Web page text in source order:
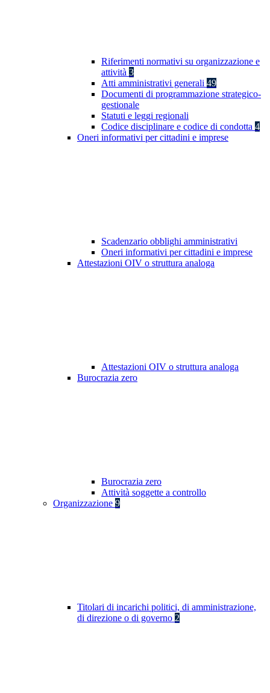
Riferimenti normativi su organizzazione e
attività 3
Atti amministrativi generali 49
Documenti di programmazione strategico-
gestionale
Statuti e leggi regionali
Codice disciplinare e codice di condotta 4
Oneri informativi per cittadini e imprese
Scadenzario obblighi amministrativi
Oneri informativi per cittadini e imprese
Attestazioni OIV o struttura analoga
Attestazioni OIV o struttura analoga
Burocrazia zero
Burocrazia zero
Attività soggette a controllo
Organizzazione 9
Titolari di incarichi politici, di amministrazione,
di direzione o di governo 2